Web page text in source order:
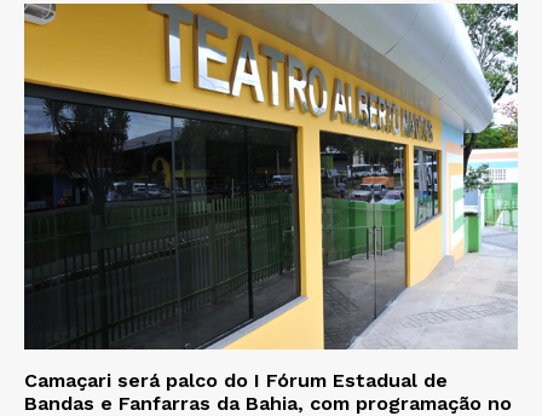
Camaçari será palco do I Fórum Estadual de
Bandas e Fanfarras da Bahia, com programação no